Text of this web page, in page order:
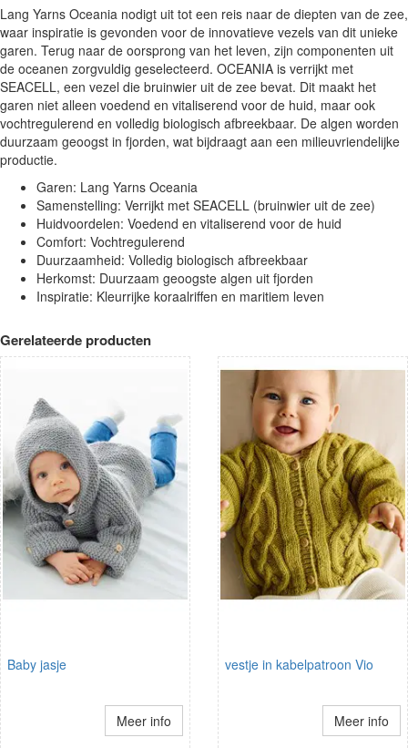
Lang Yarns Oceania nodigt uit tot een reis naar de diepten van de zee,
waar inspiratie is gevonden voor de innovatieve vezels van dit unieke
garen. Terug naar de oorsprong van het leven, zijn componenten uit
de oceanen zorgvuldig geselecteerd. OCEANIA is verrijkt met
SEACELL, een vezel die bruinwier uit de zee bevat. Dit maakt het
garen niet alleen voedend en vitaliserend voor de huid, maar ook
vochtregulerend en volledig biologisch afbreekbaar. De algen worden
duurzaam geoogst in fjorden, wat bijdraagt aan een milieuvriendelijke
productie.
Garen: Lang Yarns Oceania
Samenstelling: Verrijkt met SEACELL (bruinwier uit de zee)
Huidvoordelen: Voedend en vitaliserend voor de huid
Comfort: Vochtregulerend
Duurzaamheid: Volledig biologisch afbreekbaar
Herkomst: Duurzaam geoogste algen uit fjorden
Inspiratie: Kleurrijke koraalriffen en maritiem leven
Gerelateerde producten
Baby jasje
Meer info
vestje in kabelpatroon Vio
Meer info